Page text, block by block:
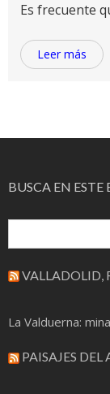
Es frecuente
Leer más
BUSCA EN ESTE
VALLADOLID,
La Valduerna:
PAISAJES DEL